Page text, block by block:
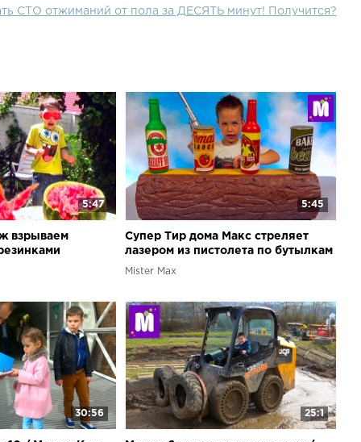
СТО отжиманий от пола за ДЕСЯТЬ минут! Получится?
5:47
взрываем
5:45
Супер Тир дома Макс стреляет
лазером из пистолета по бутылкам
игрушка для мальчиков
Mister Max
30:56 25:1